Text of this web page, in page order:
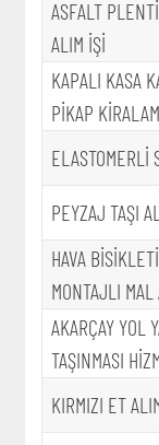
ASFALT
ALIM İŞİ
KAPALI KASA
PİKAP
ELASTOMERLİ
PEYZAJ TAŞI
HAVA
MONTAJLI
AKARÇAY YOL
TAŞINMASI
KIRMIZI ET